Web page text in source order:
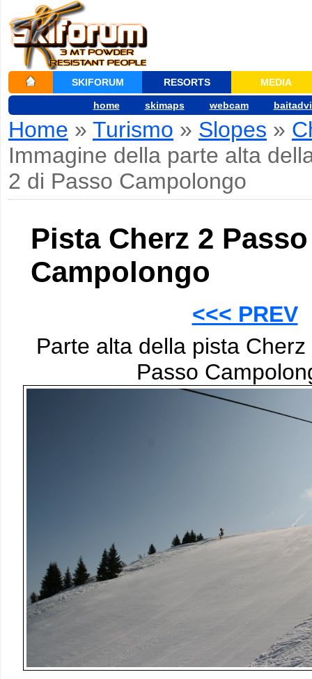
SKIFORUM RESORTS MEDIA
home skimaps webcam
Home » Turismo » Slopes »
Immagine della parte alta
2 di Passo Campolongo
Pista Cherz 2 Passo
Campolongo
<<< PREV
Parte alta della pista
Passo